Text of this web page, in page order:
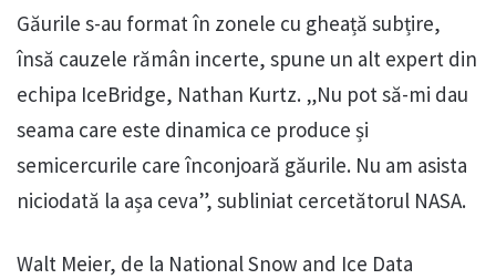
Găurile s-au format în zonele cu gheață subțire,
însă cauzele rămân incerte, spune un alt expert din
echipa IceBridge, Nathan Kurtz. „Nu pot să-mi dau
seama care este dinamica ce produce și
semicercurile care înconjoară găurile. Nu am asista
niciodată la așa ceva”, subliniat cercetătorul NASA.
Walt Meier, de la National Snow and Ice Data